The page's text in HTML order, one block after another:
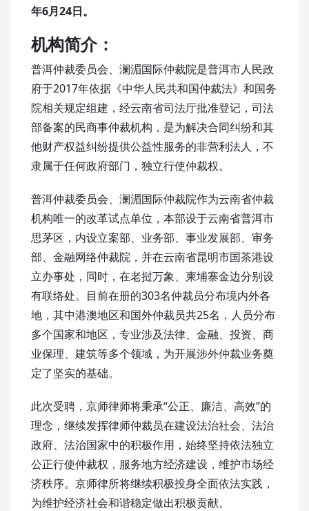
年6月24日。
机构简介：
普洱仲裁委员会、澜湄国际仲裁院是普洱市人民政
府于2017年依据《中华人民共和国仲裁法》和国务
院相关规定组建，经云南省司法厅批准登记，司法
部备案的民商事仲裁机构，是为解决合同纠纷和其
他财产权益纠纷提供公益性服务的非营利法人，不
隶属于任何政府部门，独立行使仲裁权。
普洱仲裁委员会、澜湄国际仲裁院作为云南省仲裁
机构唯一的改革试点单位，本部设于云南省普洱市
思茅区，内设立案部、业务部、事业发展部、审务
部、金融网络仲裁院，并在云南省昆明市国茶港设
立办事处，同时，在老挝万象、柬埔寨金边分别设
有联络处。目前在册的303名仲裁员分布境内外各
地，其中港澳地区和国外仲裁员共25名，人员分布
多个国家和地区，专业涉及法律、金融、投资、商
业保理、建筑等多个领域，为开展涉外仲裁业务奠
定了坚实的基础。
此次受聘，京师律师将秉承“公正、廉洁、高效”的
理念，继续发挥律师仲裁员在建设法治社会、法治
政府、法治国家中的积极作用，始终坚持依法独立
公正行使仲裁权，服务地方经济建设，维护市场经
济秩序。京师律所将继续积极投身全面依法实践，
为维护经济社会和谐稳定做出积极贡献。